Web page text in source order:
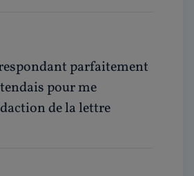
parfaitement
pour me
de la lettre